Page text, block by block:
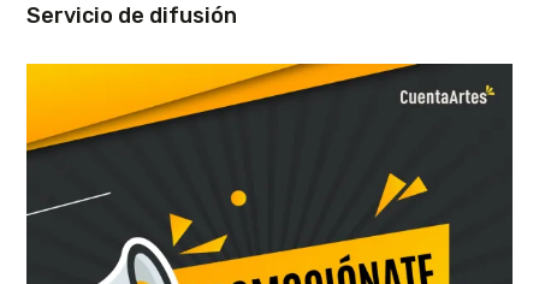
Servicio de difusión